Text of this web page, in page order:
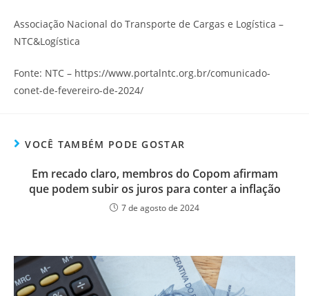
Associação Nacional do Transporte de Cargas e Logística –
NTC&Logística
Fonte: NTC – https://www.portalntc.org.br/comunicado-
conet-de-fevereiro-de-2024/
VOCÊ TAMBÉM PODE GOSTAR
Em recado claro, membros do Copom afirmam
que podem subir os juros para conter a inflação
7 de agosto de 2024